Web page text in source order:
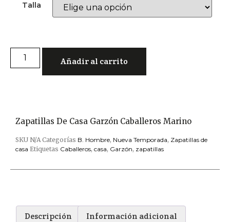
Talla
Añadir al carrito
Zapatillas De Casa Garzón Caballeros Marino
SKU N/A Categorías B. Hombre, Nueva Temporada, Zapatillas de
casa Etiquetas Caballeros, casa, Garzón, zapatillas
Descripción Información adicional